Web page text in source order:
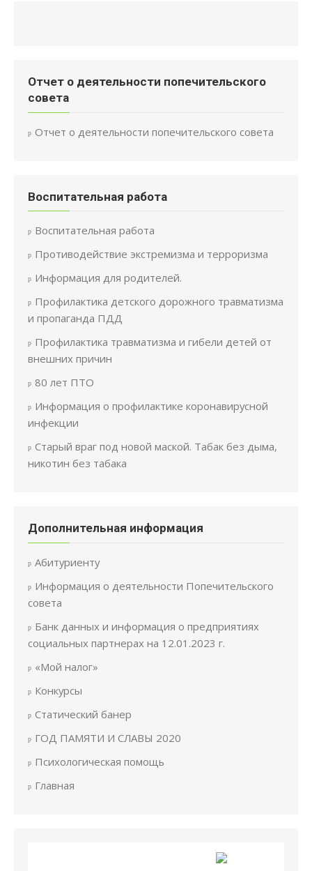
Отчет о деятельности попечительского
совета
Отчет о деятельности попечительского совета
Воспитательная работа
Воспитательная работа
Противодействие экстремизма и терроризма
Информация для родителей.
Профилактика детского дорожного травматизма
и пропаганда ПДД
Профилактика травматизма и гибели детей от
внешних причин
80 лет ПТО
Информация о профилактике коронавирусной
инфекции
Старый враг под новой маской. Табак без дыма,
никотин без табака
Дополнительная информация
Абитуриенту
Информация о деятельности Попечительского
совета
Банк данных и информация о предприятиях
социальных партнерах на 12.01.2023 г.
«Мой налог»
Конкурсы
Статический банер
ГОД ПАМЯТИ И СЛАВЫ 2020
Психологическая помощь
Главная